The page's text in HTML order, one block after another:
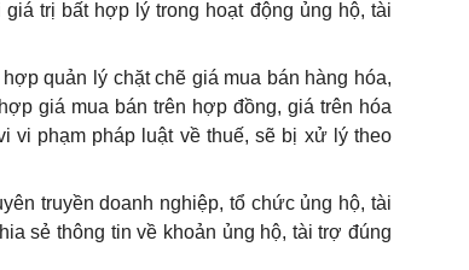
trị bất hợp lý trong hoạt động ủng hộ, tài
quản lý chặt chẽ giá mua bán hàng hóa,
giá mua bán trên hợp đồng, giá trên hóa
vi phạm pháp luật về thuế, sẽ bị xử lý theo
truyền doanh nghiệp, tổ chức ủng hộ, tài
sẻ thông tin về khoản ủng hộ, tài trợ đúng